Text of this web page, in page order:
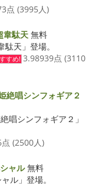
点 (3995人)
韋駄天 無料
天」登場。
すめ! 3.98939点 (3110
絶唱シンフォギア２
唱シンフォギア２」
(2500人)
ャル無料
ル」登場。